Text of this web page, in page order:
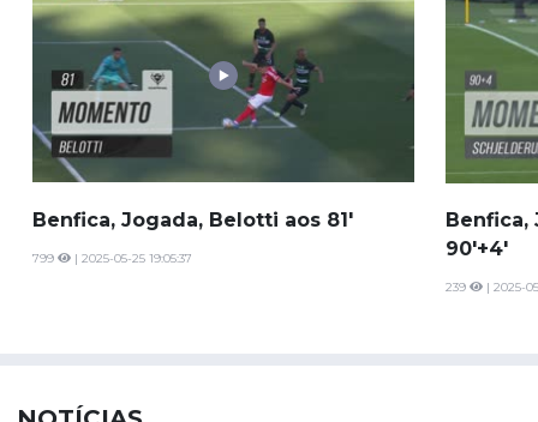
Benfica, Jogada, Belotti aos 81'
799 | 2025-05-25 19:05:37
Benfica,
90'+4'
239 | 2025-